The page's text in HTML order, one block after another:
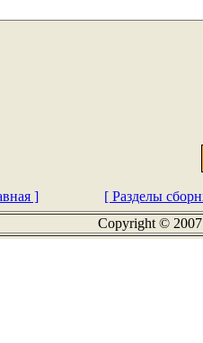
]
[ Разделы
Copyright ©